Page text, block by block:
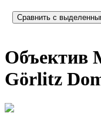
Объектив
Görlitz